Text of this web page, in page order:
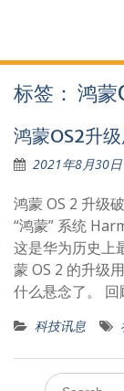
标签： 鸿蒙
鸿蒙OS2升
2021年8月30日
鸿蒙 OS 2 升级
“鸿蒙” 系统
这是华为历史上
蒙 OS 2 的升级
什么悬念了。 回
科技讯息
Search